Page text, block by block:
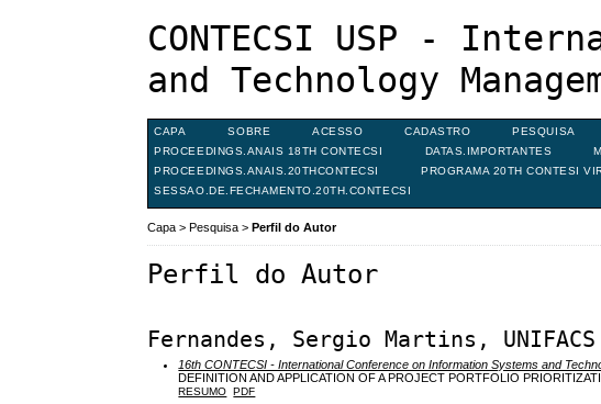
CONTECSI USP -
and Technology
CAPA SOBRE ACESSO CADASTRO PESQUISA
PROCEEDINGS.ANAIS 18TH CONTECSI
DATAS.IMPORTANTES
PROCEEDINGS.ANAIS.20THCONTECSI
PROGRAMA 20TH CONTESI
SESSAO.DE.FECHAMENTO.20TH.CONTECSI
Capa >Pesquisa >Perfil do Autor
Perfil do Autor
Fernandes, Sergio Martins,
16th CONTECSI - International Conference on Information Systems and
DEFINITION AND APPLICATION OF A PROJECT PORTFOLIO
RESUMO PDF